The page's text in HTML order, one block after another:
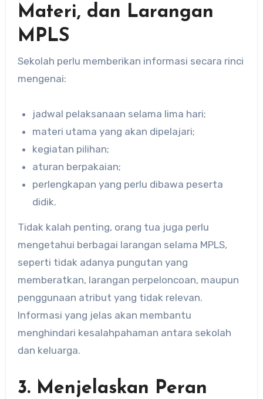
Materi, dan Larangan
MPLS
Sekolah perlu memberikan informasi secara rinci
mengenai:
jadwal pelaksanaan selama lima hari;
materi utama yang akan dipelajari;
kegiatan pilihan;
aturan berpakaian;
perlengkapan yang perlu dibawa peserta
didik.
Tidak kalah penting, orang tua juga perlu
mengetahui berbagai larangan selama MPLS,
seperti tidak adanya pungutan yang
memberatkan, larangan perpeloncoan, maupun
penggunaan atribut yang tidak relevan.
Informasi yang jelas akan membantu
menghindari kesalahpahaman antara sekolah
dan keluarga.
3. Menjelaskan Peran